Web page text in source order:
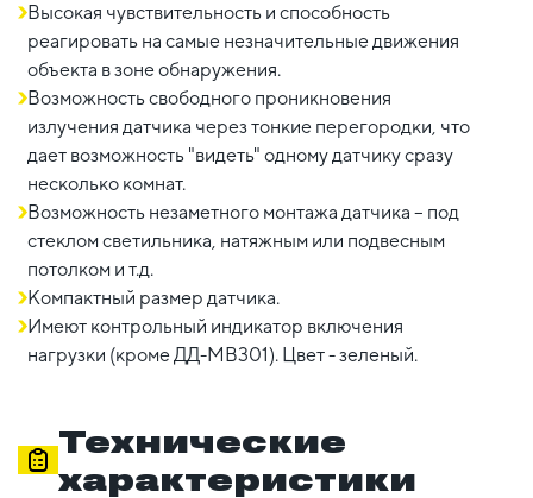
Высокая чувствительность и способность
реагировать на самые незначительные движения
объекта в зоне обнаружения.
Возможность свободного проникновения
излучения датчика через тонкие перегородки, что
дает возможность "видеть" одному датчику сразу
несколько комнат.
Возможность незаметного монтажа датчика – под
стеклом светильника, натяжным или подвесным
потолком и т.д.
Компактный размер датчика.
Имеют контрольный индикатор включения
нагрузки (кроме ДД-МВ301). Цвет - зеленый.
Технические
характеристики